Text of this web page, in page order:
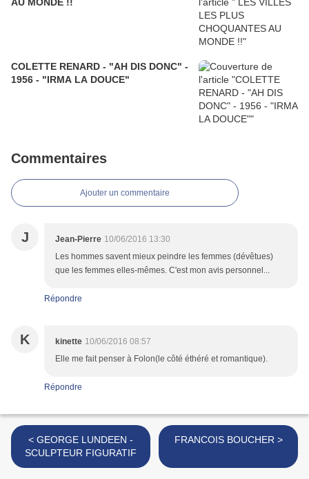
COLETTE RENARD - "AH DIS DONC" -
1956 - "IRMA LA DOUCE"
Commentaires
Ajouter un commentaire
J Jean-Pierre 10/06/2016 13:30
Les hommes savent mieux peindre les femmes (dévêtues)
que les femmes elles-mêmes. C'est mon avis personnel...
Répondre
K kinette 10/06/2016 08:57
Elle me fait penser à Folon(le côté éthéré et romantique).
Répondre
< GEORGE LUNDEEN -
SCULPTEUR FIGURATIF
FRANCOIS BOUCHER >